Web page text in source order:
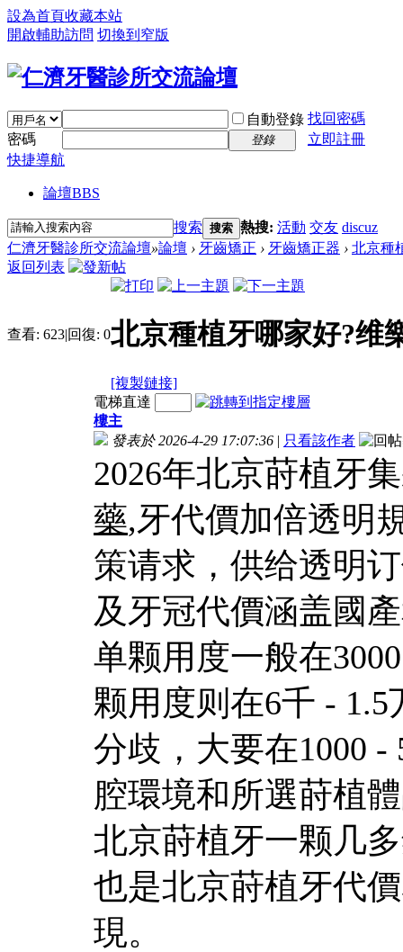
設為首頁收藏本站
開啟輔助訪問 切換到窄版
自動登錄 找回密碼
密碼
登錄
立即註冊
快捷導航
論壇BBS
搜索 搜索 熱搜: 活動 交友 discuz
仁濟牙醫診所交流論壇»論壇 › 牙齒矯正 › 牙齒矯正器 › 北京種
返回列表
查看: 623|回復: 0北京種植牙哪家好?维
[複製鏈接]
電梯直達
樓主
發表於 2026-4-29 17:07:36 | 只看該作者
2026年北京莳植牙
藥,牙代價加倍透明
策请求，供给透明
及牙冠代價涵盖國
单颗用度一般在
颗用度则在6千 -
分歧，大要在1000
腔環境和所選莳植
北京莳植牙一颗几
也是北京莳植牙代
現。